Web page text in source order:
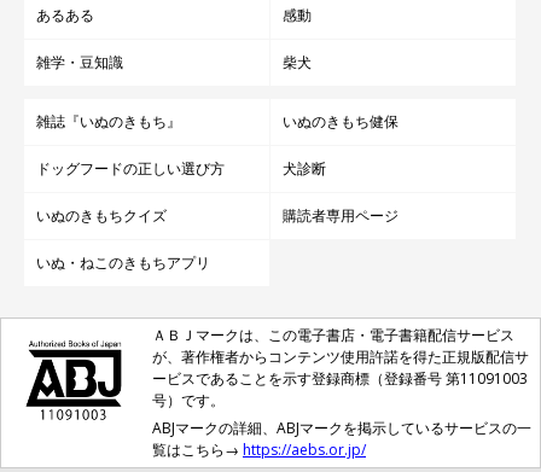
あるある 感動
雑学・豆知識 柴犬
雑誌『いぬのきもち』 いぬのきもち健保
ドッグフードの正しい選び方 犬診断
いぬのきもちクイズ 購読者専用ページ
いぬ・ねこのきもちアプリ
ＡＢＪマークは、この電子書店・電子書籍配信サービス
が、著作権者からコンテンツ使用許諾を得た正規版配信サ
ービスであることを示す登録商標（登録番号 第11091003
号）です。
ABJマークの詳細、ABJマークを掲示しているサービスの一
覧はこちら→ https://aebs.or.jp/